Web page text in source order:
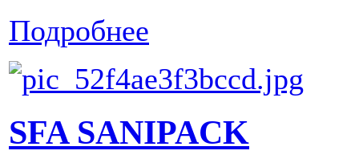
Подробнее
SFA SANIPACK